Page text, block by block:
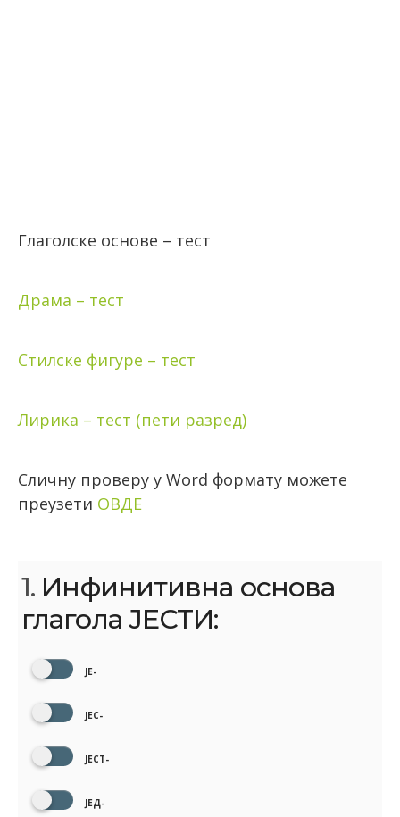
Глаголске основе – тест
Драма – тест
Стилске фигуре – тест
Лирика – тест (пети разред)
Сличну проверу у Word формату можете
преузети ОВДЕ
1. Инфинитивна основа
глагола ЈЕСТИ:
ЈЕ-
ЈЕС-
ЈЕСТ-
ЈЕД-